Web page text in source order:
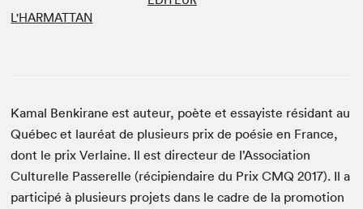
L'HARMATTAN
Kamal Benkirane est auteur, poète et essayiste résidant au
Québec et lauréat de plusieurs prix de poésie en France,
dont le prix Verlaine. Il est directeur de l’Association
Culturelle Passerelle (récipiendaire du Prix CMQ 2017). Il a
participé à plusieurs projets dans le cadre de la promotion